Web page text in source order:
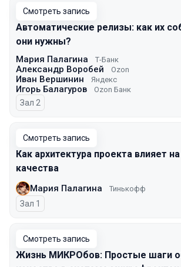
Смотреть запись
Автоматические релизы: как их
они нужны?
Мария Палагина Т-Банк
Александр Воробей Ozon
Иван Вершинин Яндекс
Игорь Балагуров Ozon Банк
Зал 2
Смотреть запись
Как архитектура проекта влияет
качества
Мария Палагина Тинькофф
Зал 1
Смотреть запись
Жизнь МИКРОбов: Простые шаги